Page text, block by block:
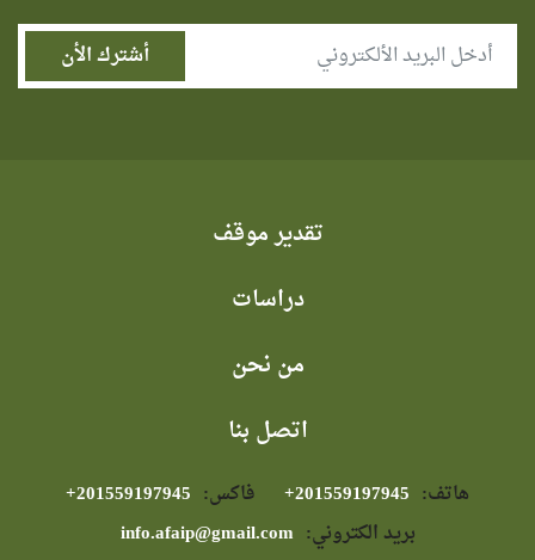
تقدير موقف
دراسات
من نحن
اتصل بنا
هاتف: فاكس:
بريد الكتروني: info.afaip@gmail.com